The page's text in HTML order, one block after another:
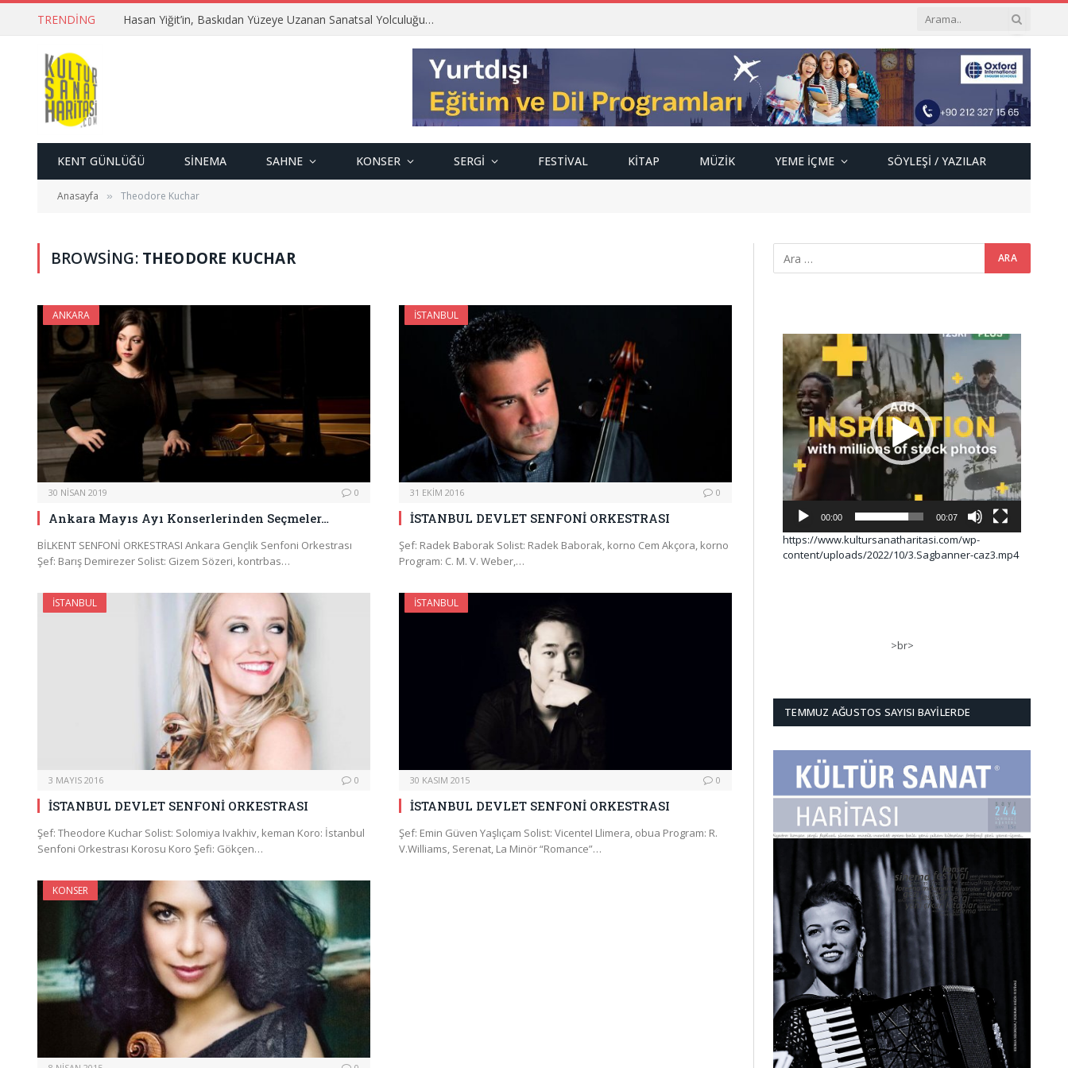
TRENDING Hasan Yiğit’in, Baskıdan Yüzeye Uzanan Sanatsal Yolculuğu…
KENT GÜNLÜĞÜ SINEMA SAHNE KONSER SERGI FESTIVAL KITAP MÜZIK YEME İÇME SÖYLEŞI / YAZILAR
Anasayfa » Theodore Kuchar
BROWSING: THEODORE KUCHAR
ANKARA
30 NISAN 2019 0
Ankara Mayıs Ayı Konserlerinden Seçmeler…
BİLKENT SENFONİ ORKESTRASI Ankara Gençlik Senfoni Orkestrası
Şef: Barış Demirezer Solist: Gizem Sözeri, kontrbas…
İSTANBUL
31 EKIM 2016 0
İSTANBUL DEVLET SENFONİ ORKESTRASI
Şef: Radek Baborak Solist: Radek Baborak, korno Cem Akçora, korno
Program: C. M. V. Weber,…
İSTANBUL
3 MAYIS 2016 0
İSTANBUL DEVLET SENFONİ ORKESTRASI
Şef: Theodore Kuchar Solist: Solomiya Ivakhiv, keman Koro: İstanbul
Senfoni Orkestrası Korosu Koro Şefi: Gökçen…
İSTANBUL
30 KASIM 2015 0
İSTANBUL DEVLET SENFONİ ORKESTRASI
Şef: Emin Güven Yaşlıçam Solist: VicenteI Llimera, obua Program: R.
V.Williams, Serenat, La Minör “Romance”…
KONSER
Video
oynatıcı
00:00 00:07
https://www.kultursanatharitasi.com/wp-
content/uploads/2022/10/3.Sagbanner-caz3.mp4
>br>
TEMMUZ AĞUSTOS SAYISI BAYILERDE